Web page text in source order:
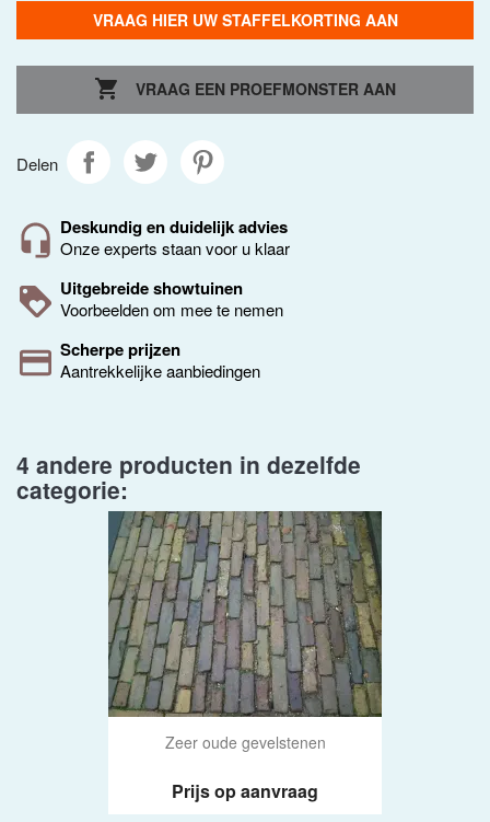
VRAAG HIER UW STAFFELKORTING AAN
 VRAAG EEN PROEFMONSTER AAN
Delen
Deskundig en duidelijk advies
Onze experts staan voor u klaar
Uitgebreide showtuinen
Voorbeelden om mee te nemen
Scherpe prijzen
Aantrekkelijke aanbiedingen
4 andere producten in dezelfde
categorie:
Zeer oude gevelstenen
Prijs op aanvraag